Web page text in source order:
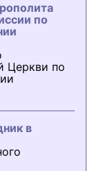
по
Церкви по
в